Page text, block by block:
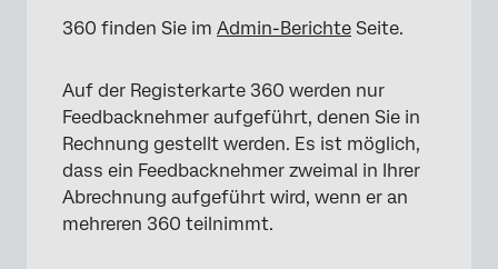
360 finden Sie im Admin-Berichte Seite.
Auf der Registerkarte 360 werden nur
Feedbacknehmer aufgeführt, denen Sie in
Rechnung gestellt werden. Es ist möglich,
dass ein Feedbacknehmer zweimal in Ihrer
Abrechnung aufgeführt wird, wenn er an
mehreren 360 teilnimmt.